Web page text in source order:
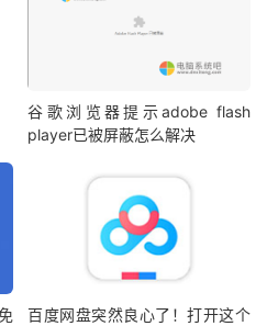
谷歌浏览器提示adobe flash
player已被屏蔽怎么解决
百度网盘突然良心了！打开这个